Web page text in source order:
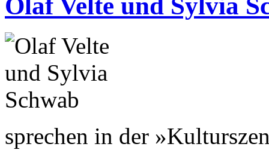
Olaf Velte und Sylvia
sprechen in der